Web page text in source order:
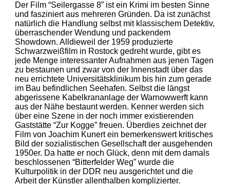
Der Film “Seilergasse 8” ist ein Krimi im besten Sinne
und fasziniertaus mehreren Gründen. Da ist zunächst
natürlich die Handlung selbst mit klassischem Detektiv,
überraschender Wendung und packendem
Showdown. Alldieweil der 1959 produzierte
Schwarzweißfilm in Rostock gedreht wurde, gibt es
jede Menge interessanterAufnahmen aus jenen Tagen
zu bestaunen und zwar von der Innenstadt über das
neu errichtete Universitätsklinikum bis hin zum gerade
im Bau befindlichen Seehafen. Selbst die längst
abgerissene Kabelkrananlage der Warnowwerft kann
aus der Nähe bestaunt werden. Kenner werden sich
über eine Szene in der noch immer existierenden
Gaststätte “Zur Kogge” freuen. Überdies zeichnet der
Film von Joachim Kunert ein bemerkenswert kritisches
Bild der sozialistischen Gesellschaft der ausgehenden
1950er. Da hatte er noch Glück, denn mit dem damals
beschlossenen “Bitterfelder Weg” wurde die
Kulturpolitik in der DDR neu ausgerichtet und die
Arbeit der Künstler allenthalben komplizierter.